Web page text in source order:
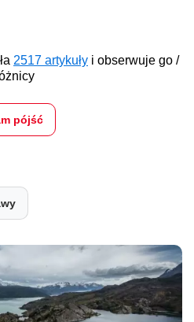
2517 artykuły i obserwuje go /
pójść